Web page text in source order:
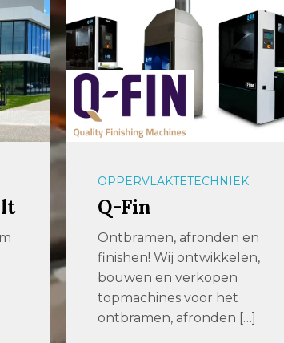
PLAATBEWERKING
aalbers|wico
Met ons geavanceerde
machinepark kunnen we
elke denkbare bewerking
voor u uitvoeren, met de […]